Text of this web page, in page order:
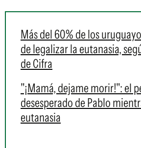
Más del 60% de los
de legalizar la eutanasia,
de Cifra
"¡Mamá, dejame morir!": el
desesperado de Pablo
eutanasia